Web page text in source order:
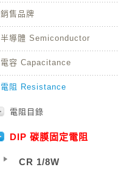
銷售品牌
半導體 Semiconductor
電容 Capacitance
電阻 Resistance
電阻目錄
DIP 碳膜固定電阻
CR 1/8W